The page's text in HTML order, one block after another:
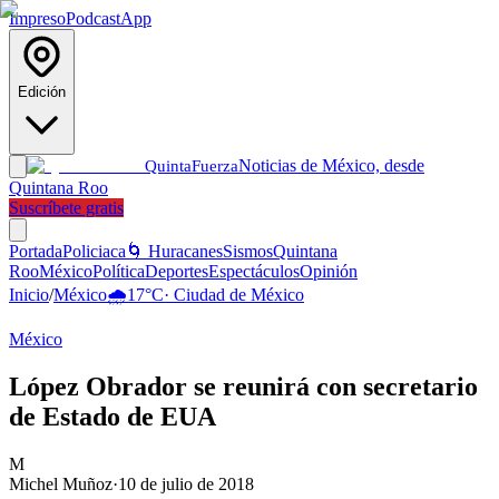
ImpresoPodcastApp
Edición
QuintaFuerzaNoticias de México, desde
Quintana Roo
Suscríbete gratis
PortadaPoliciaca 🌀 HuracanesSismosQuintana
RooMéxicoPolíticaDeportesEspectáculosOpinión
Inicio/México🌧️17°C· Ciudad de México
México
López Obrador se reunirá con secretario
de Estado de EUA
M
Michel Muñoz·10 de julio de 2018